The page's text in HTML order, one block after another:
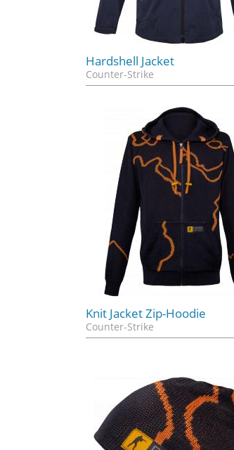
Hardshell Jacket
Counter-Strike
Knit Jacket Zip-Hoodie
Counter-Strike